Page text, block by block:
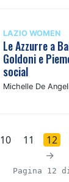
LAZIO WOMEN
Le Azzurre a
Goldoni e
social
Michelle De
10 11 12
→
Pagina 12